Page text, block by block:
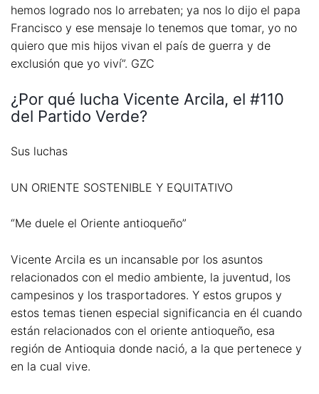
hemos logrado nos lo arrebaten; ya nos lo dijo el papa
Francisco y ese mensaje lo tenemos que tomar, yo no
quiero que mis hijos vivan el país de guerra y de
exclusión que yo viví”. GZC
¿Por qué lucha Vicente Arcila, el #110
del Partido Verde?
Sus luchas
UN ORIENTE SOSTENIBLE Y EQUITATIVO
“Me duele el Oriente antioqueño”
Vicente Arcila es un incansable por los asuntos
relacionados con el medio ambiente, la juventud, los
campesinos y los trasportadores. Y estos grupos y
estos temas tienen especial significancia en él cuando
están relacionados con el oriente antioqueño, esa
región de Antioquia donde nació, a la que pertenece y
en la cual vive.